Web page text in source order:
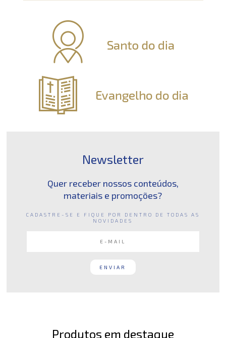
Newsletter
Quer receber nossos conteúdos,
materiais e promoções?
CADASTRE-SE E FIQUE POR DENTRO DE TODAS AS
NOVIDADES
Produtos em destaque